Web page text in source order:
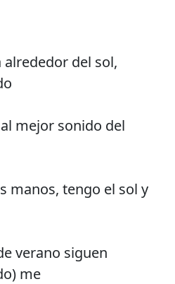
del sol,
mejor sonido del
manos, tengo el sol y
verano siguen
me